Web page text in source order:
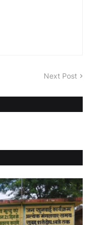
Next Post